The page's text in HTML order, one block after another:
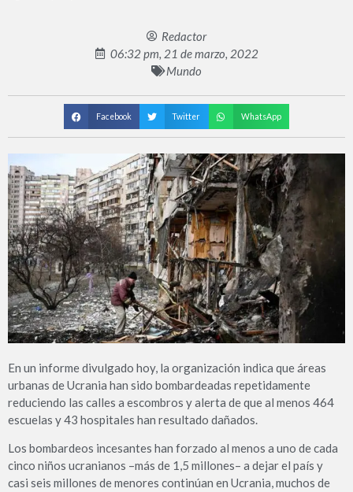
Redactor
06:32 pm, 21 de marzo, 2022
Mundo
Facebook Twitter WhatsApp
En un informe divulgado hoy, la organización indica que áreas
urbanas de Ucrania han sido bombardeadas repetidamente
reduciendo las calles a escombros y alerta de que al menos 464
escuelas y 43 hospitales han resultado dañados.
Los bombardeos incesantes han forzado al menos a uno de cada
cinco niños ucranianos –más de 1,5 millones– a dejar el país y
casi seis millones de menores continúan en Ucrania, muchos de